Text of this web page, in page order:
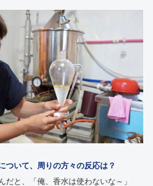
ついて、周りの方々の反応は？
だと、「俺、香水は使わないな～」